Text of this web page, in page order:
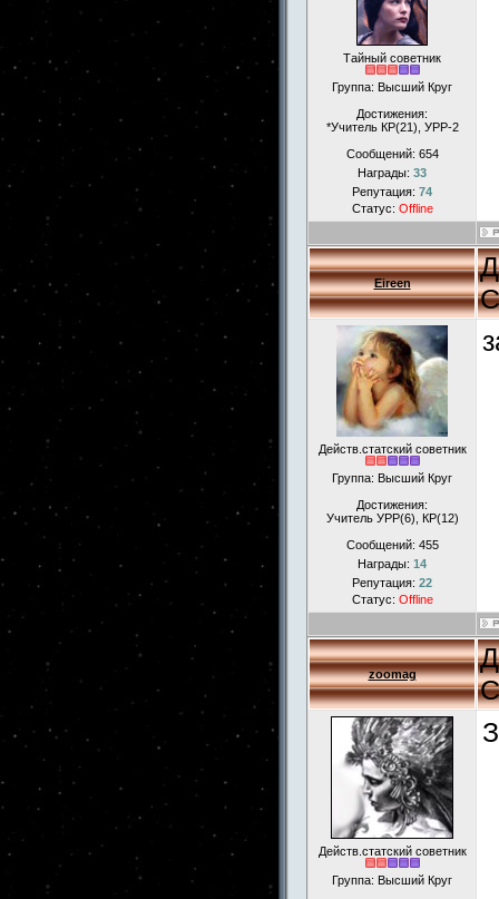
Тайный советник
Группа: Высший Круг
Достижения:
*Учитель КР(21), УРР-2
Сообщений: 654
Награды: 33
Репутация: 74
Статус: Offline
Eireen
Действ.статский советник
Группа: Высший Круг
Достижения:
Учитель УРР(6), КР(12)
Сообщений: 455
Награды: 14
Репутация: 22
Статус: Offline
zoomag
Действ.статский советник
Группа: Высший Круг